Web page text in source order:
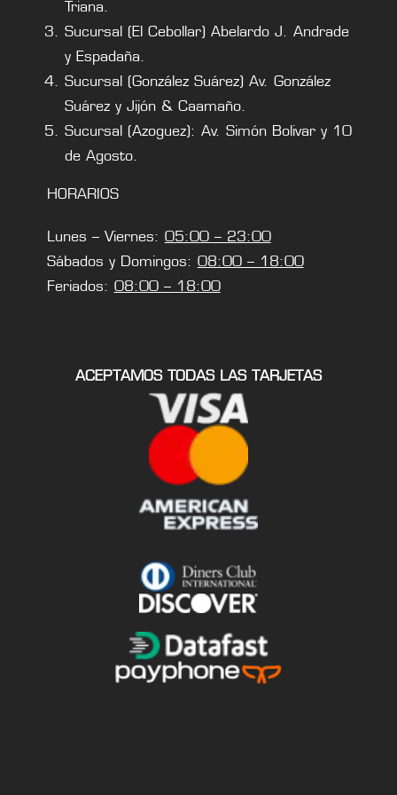
Triana.
Sucursal (El Cebollar) Abelardo J. Andrade
y Espadaña.
Sucursal (González Suárez) Av. González
Suárez y Jijón & Caamaño.
Sucursal (Azoguez): Av. Simón Bolivar y 10
de Agosto.
HORARIOS
Lunes – Viernes: 05:00 – 23:00
Sábados y Domingos: 08:00 – 18:00
Feriados: 08:00 – 18:00
ACEPTAMOS TODAS LAS TARJETAS